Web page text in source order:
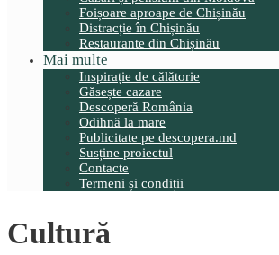
Foișoare aproape de Chișinău
Distracție în Chișinău
Restaurante din Chișinău
Mai multe
Inspirație de călătorie
Găsește cazare
Descoperă România
Odihnă la mare
Publicitate pe descopera.md
Susține proiectul
Contacte
Termeni și condiții
Cultură